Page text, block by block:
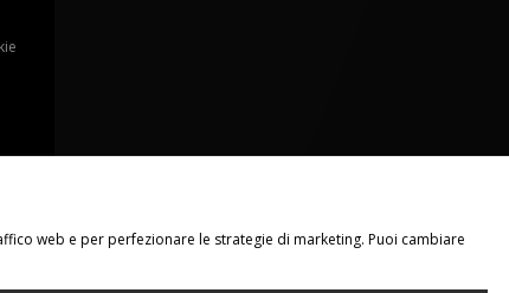
web e per perfezionare le strategie di marketing. Puoi cambiare